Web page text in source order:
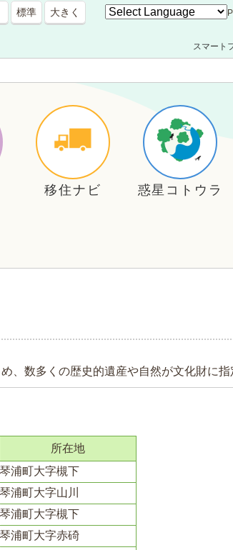
標準 大きく
スマート
移住ナビ 惑星コトウラ
、数多くの歴史的遺産や自然が文化財に指
所在地
琴浦町大字槻下
琴浦町大字山川
琴浦町大字槻下
琴浦町大字赤碕